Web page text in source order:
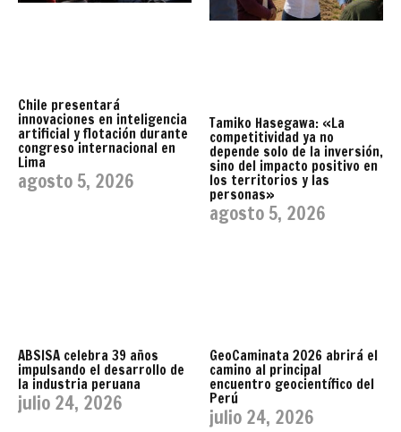
Chile presentará
innovaciones en inteligencia
artificial y flotación durante
congreso internacional en
Lima
agosto 5, 2026
Tamiko Hasegawa: «La
competitividad ya no
depende solo de la inversión,
sino del impacto positivo en
los territorios y las
personas»
agosto 5, 2026
ABSISA celebra 39 años
impulsando el desarrollo de
la industria peruana
julio 24, 2026
GeoCaminata 2026 abrirá el
camino al principal
encuentro geocientífico del
Perú
julio 24, 2026